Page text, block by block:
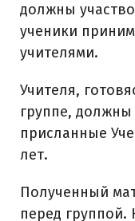
должны
ученики
учителями.
Учителя,
группе,
присланные
лет.
Полученный
перед группой.